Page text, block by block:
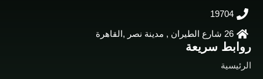
روابط سريعة
الرئيسية
19704
26 شارع الطيران , مدينة نصر ,القاهرة